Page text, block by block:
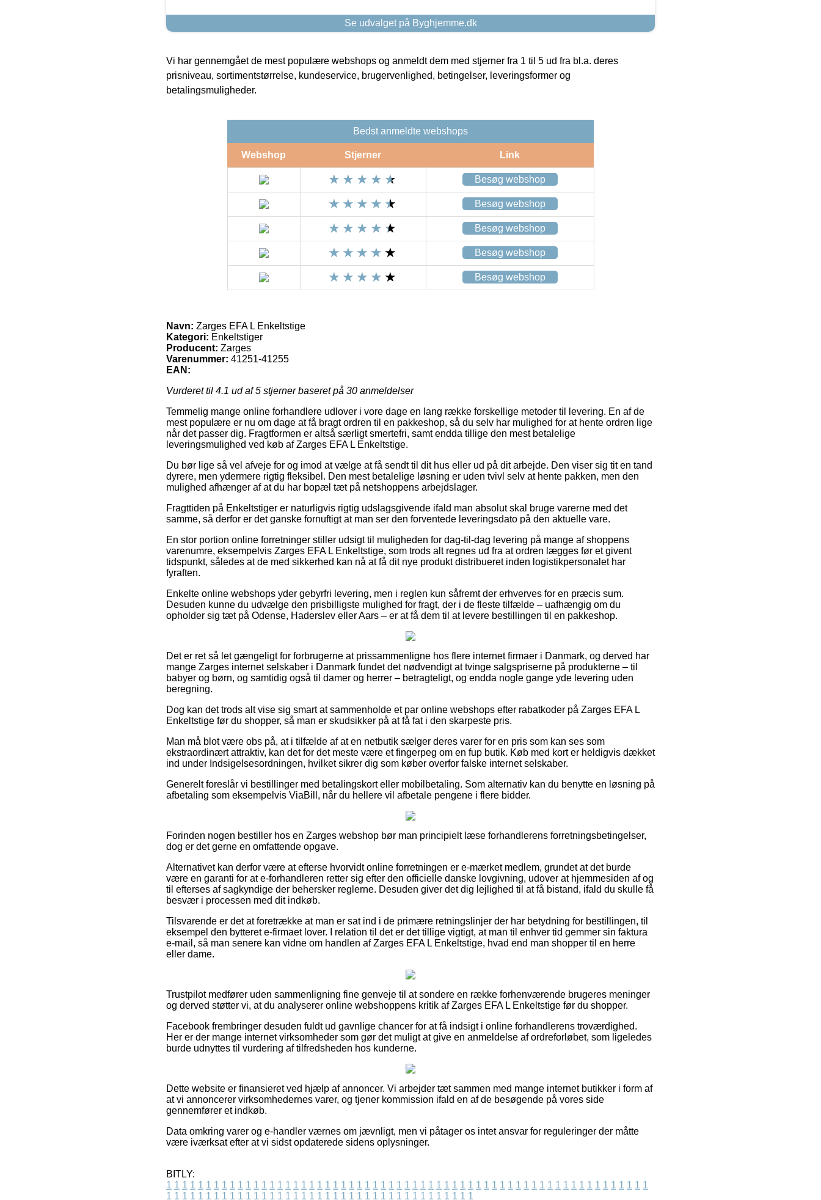
Se udvalget på Byghjemme.dk
Vi har gennemgået de mest populære webshops og anmeldt dem med stjerner fra 1 til 5 ud fra bl.a. deres
prisniveau, sortimentstørrelse, kundeservice, brugervenlighed, betingelser, leveringsformer og
betalingsmuligheder.
Bedst anmeldte webshops
Webshop Stjerner Link
Besøg webshop
Besøg webshop
Besøg webshop
Besøg webshop
Besøg webshop
Navn: Zarges EFA L Enkeltstige
Kategori: Enkeltstiger
Producent: Zarges
Varenummer: 41251-41255
EAN:
Vurderet til 4.1 ud af 5 stjerner baseret på 30 anmeldelser
Temmelig mange online forhandlere udlover i vore dage en lang række forskellige metoder til levering. En af de
mest populære er nu om dage at få bragt ordren til en pakkeshop, så du selv har mulighed for at hente ordren lige
når det passer dig. Fragtformen er altså særligt smertefri, samt endda tillige den mest betalelige
leveringsmulighed ved køb af Zarges EFA L Enkeltstige.
Du bør lige så vel afveje for og imod at vælge at få sendt til dit hus eller ud på dit arbejde. Den viser sig tit en tand
dyrere, men ydermere rigtig fleksibel. Den mest betalelige løsning er uden tvivl selv at hente pakken, men den
mulighed afhænger af at du har bopæl tæt på netshoppens arbejdslager.
Fragttiden på Enkeltstiger er naturligvis rigtig udslagsgivende ifald man absolut skal bruge varerne med det
samme, så derfor er det ganske fornuftigt at man ser den forventede leveringsdato på den aktuelle vare.
En stor portion online forretninger stiller udsigt til muligheden for dag-til-dag levering på mange af shoppens
varenumre, eksempelvis Zarges EFA L Enkeltstige, som trods alt regnes ud fra at ordren lægges før et givent
tidspunkt, således at de med sikkerhed kan nå at få dit nye produkt distribueret inden logistikpersonalet har
fyraften.
Enkelte online webshops yder gebyrfri levering, men i reglen kun såfremt der erhverves for en præcis sum.
Desuden kunne du udvælge den prisbilligste mulighed for fragt, der i de fleste tilfælde – uafhængig om du
opholder sig tæt på Odense, Haderslev eller Aars – er at få dem til at levere bestillingen til en pakkeshop.
Det er ret så let gængeligt for forbrugerne at prissammenligne hos flere internet firmaer i Danmark, og derved har
mange Zarges internet selskaber i Danmark fundet det nødvendigt at tvinge salgspriserne på produkterne – til
babyer og børn, og samtidig også til damer og herrer – betragteligt, og endda nogle gange yde levering uden
beregning.
Dog kan det trods alt vise sig smart at sammenholde et par online webshops efter rabatkoder på Zarges EFA L
Enkeltstige før du shopper, så man er skudsikker på at få fat i den skarpeste pris.
Man må blot være obs på, at i tilfælde af at en netbutik sælger deres varer for en pris som kan ses som
ekstraordinært attraktiv, kan det for det meste være et fingerpeg om en fup butik. Køb med kort er heldigvis dækket
ind under Indsigelsesordningen, hvilket sikrer dig som køber overfor falske internet selskaber.
Generelt foreslår vi bestillinger med betalingskort eller mobilbetaling. Som alternativ kan du benytte en løsning på
afbetaling som eksempelvis ViaBill, når du hellere vil afbetale pengene i flere bidder.
Forinden nogen bestiller hos en Zarges webshop bør man principielt læse forhandlerens forretningsbetingelser,
dog er det gerne en omfattende opgave.
Alternativet kan derfor være at efterse hvorvidt online forretningen er e-mærket medlem, grundet at det burde
være en garanti for at e-forhandleren retter sig efter den officielle danske lovgivning, udover at hjemmesiden af og
til efterses af sagkyndige der behersker reglerne. Desuden giver det dig lejlighed til at få bistand, ifald du skulle få
besvær i processen med dit indkøb.
Tilsvarende er det at foretrække at man er sat ind i de primære retningslinjer der har betydning for bestillingen, til
eksempel den bytteret e-firmaet lover. I relation til det er det tillige vigtigt, at man til enhver tid gemmer sin faktura
e-mail, så man senere kan vidne om handlen af Zarges EFA L Enkeltstige, hvad end man shopper til en herre
eller dame.
Trustpilot medfører uden sammenligning fine genveje til at sondere en række forhenværende brugeres meninger
og derved støtter vi, at du analyserer online webshoppens kritik af Zarges EFA L Enkeltstige før du shopper.
Facebook frembringer desuden fuldt ud gavnlige chancer for at få indsigt i online forhandlerens troværdighed.
Her er der mange internet virksomheder som gør det muligt at give en anmeldelse af ordreforløbet, som ligeledes
burde udnyttes til vurdering af tilfredsheden hos kunderne.
Dette website er finansieret ved hjælp af annoncer. Vi arbejder tæt sammen med mange internet butikker i form af
at vi annoncerer virksomhedernes varer, og tjener kommission ifald en af de besøgende på vores side
gennemfører et indkøb.
Data omkring varer og e-handler værnes om jævnligt, men vi påtager os intet ansvar for reguleringer der måtte
være iværksat efter at vi sidst opdaterede sidens oplysninger.
BITLY:
1 1 1 1 1 1 1 1 1 1 1 1 1 1 1 1 1 1 1 1 1 1 1 1 1 1 1 1 1 1 1 1 1 1 1 1 1 1 1 1 1 1 1 1 1 1 1 1 1 1 1 1 1 1 1 1 1 1 1 1 1
1 1 1 1 1 1 1 1 1 1 1 1 1 1 1 1 1 1 1 1 1 1 1 1 1 1 1 1 1 1 1 1 1 1 1 1 1 1 1